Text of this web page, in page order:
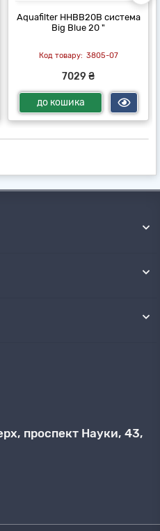
Aquafilter HHBB20B система
Big Blue 20 "
3805-07
7029 ₴
до кошика
проспект Науки, 43,